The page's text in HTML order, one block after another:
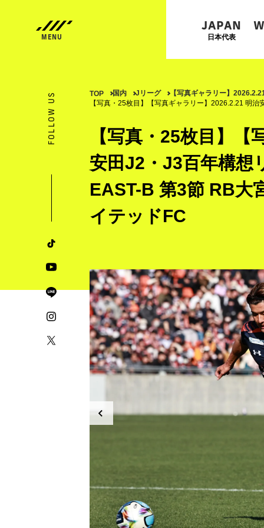
JAPAN
日本代表
FOLLOW US TOP 国内 Jリーグ
【写真ギャラリー】
【写真・25枚目】【写真ギャラリー】2026.2.21 明
【写真・25枚目】
安田J2・J3百年構想
EAST-B 第3節 RB大
イテッドFC